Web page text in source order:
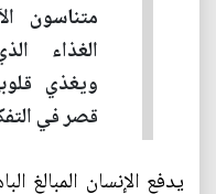
متناسون
الغذاء
ويغذي
قصر في
يدفع الإنسان المبالغ